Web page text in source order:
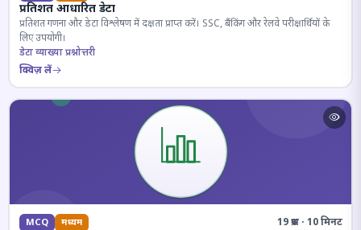
प्रतिशत आधारित डेटा
प्रतिशत गणना और डेटा विश्लेषण में दक्षता प्राप्त करें। SSC, बैंकिंग और रेलवे परीक्षार्थियों के
लिए उपयोगी।
डेटा व्याख्या प्रश्नोत्तरी
क्विज़ लें
MCQ मध्यम 19 प्रश्न · 10 मिनट